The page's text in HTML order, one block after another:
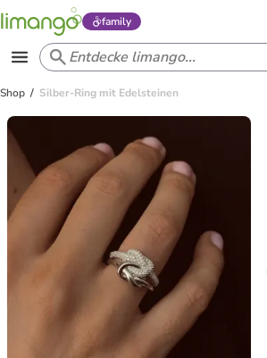
family
Shop Silber-Ring mit Edelsteinen